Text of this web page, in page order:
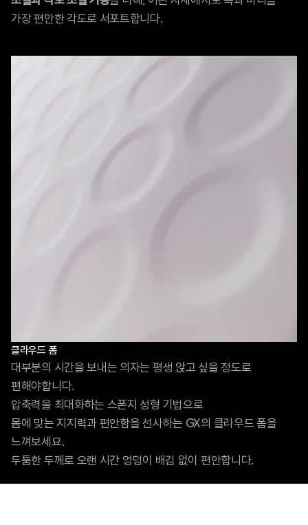
가장 편안한 각도로 서포트합니다.
클라우드 폼
대부분의 시간을 보내는 의자는 평생 앉고 싶을 정도로
편해야합니다.
압축력을 최대화하는 스폰지 성형 기법으로
몸에 맞는 지지력과 편안함을 선사하는 GX의 클라우드 폼을
느껴보세요.
두툼한 두께로 오랜 시간 엉덩이 배김 없이 편안합니다.